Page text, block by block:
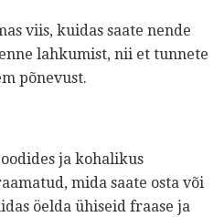
viis, kuidas saate nende
lahkumist, nii et tunnete
põnevust.
ja kohalikus
mida saate osta või
öelda ühiseid fraase ja